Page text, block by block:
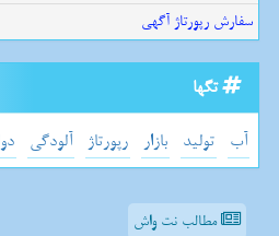
سفارش رپورتاژ آگهی
تگها
آب تولید بازار رپورتاژ آلودگی
مطالب نت واش